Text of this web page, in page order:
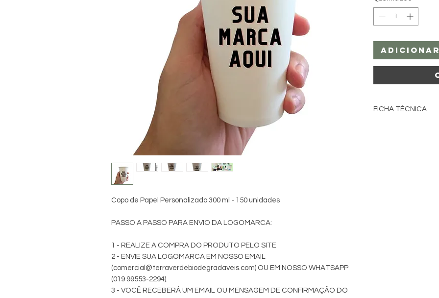
Copo de Papel Personalizado 300 ml - 150 unidades
PASSO A PASSO PARA ENVIO DA LOGOMARCA:
1 - REALIZE A COMPRA DO PRODUTO PELO SITE
2 - ENVIE SUA LOGOMARCA EM NOSSO EMAIL
(comercial@terraverdebiodegradaveis.com) OU EM NOSSO WHATSAPP
(019 99553-2294).
3 - VOCÊ RECEBERÁ UM EMAIL OU MENSAGEM DE CONFIRMAÇÃO DO
FICHA TÉCNICA